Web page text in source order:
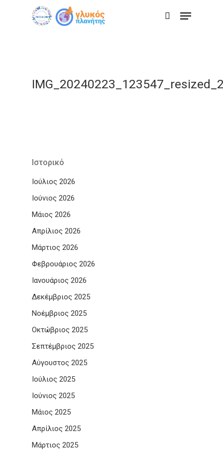
search
Menu
Ιστορικό
Ιούλιος 2026
Ιούνιος 2026
Μάιος 2026
Απρίλιος 2026
Μάρτιος 2026
Φεβρουάριος 2026
Ιανουάριος 2026
Δεκέμβριος 2025
Νοέμβριος 2025
Οκτώβριος 2025
Σεπτέμβριος 2025
Αύγουστος 2025
Ιούλιος 2025
Ιούνιος 2025
Μάιος 2025
Απρίλιος 2025
Μάρτιος 2025